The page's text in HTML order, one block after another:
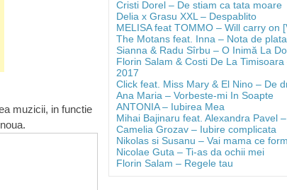
muzicii, in functie
Cristi Dorel – De stiam ca tata moare
Delia x Grasu XXL – Despablito
MELISA feat TOMMO – Will carry on
The Motans feat. Inna – Nota de plata
Sianna & Radu Sîrbu – O Inimă La
Florin Salam & Costi De La
2017
Click feat. Miss Mary & El Nino – De
Ana Maria – Vorbeste-mi In Soapte
ANTONIA – Iubirea Mea
Mihai Bajinaru feat. Alexandra Pavel
Camelia Grozav – Iubire complicata
Nikolas si Susanu – Vai mama ce
Nicolae Guta – Ti-as da ochii mei
Florin Salam – Regele tau